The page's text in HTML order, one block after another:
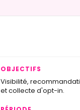
OBJECTIFS
Visibilité,
et collecte d'opt-in.